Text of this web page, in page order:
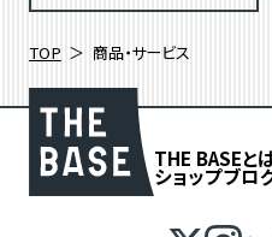
TOP 商品・サービス
THE BASEと
ショップブロ